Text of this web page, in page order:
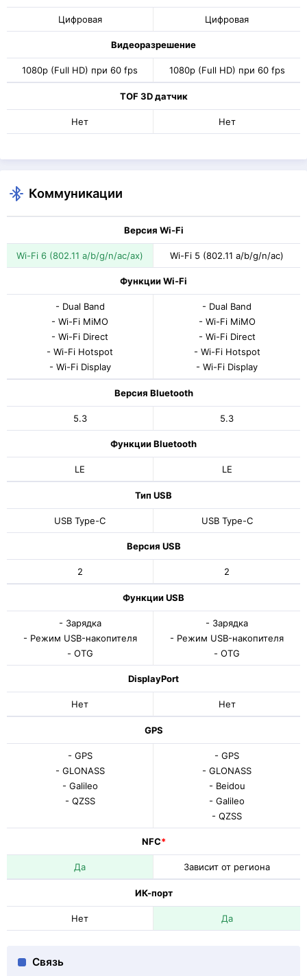
Цифровая Цифровая
Видеоразрешение
1080p (Full HD) при 60 fps 1080p (Full HD) при 60 fps
TOF 3D датчик
Нет Нет
Коммуникации
Версия Wi-Fi
Wi-Fi 6 (802.11 a/b/g/n/ac/ax) Wi-Fi 5 (802.11 a/b/g/n/ac)
Функции Wi-Fi
- Dual Band
- Wi-Fi MiMO
- Wi-Fi Direct
- Wi-Fi Hotspot
- Wi-Fi Display
- Dual Band
- Wi-Fi MiMO
- Wi-Fi Direct
- Wi-Fi Hotspot
- Wi-Fi Display
Версия Bluetooth
5.3 5.3
Функции Bluetooth
LE LE
Тип USB
USB Type-C USB Type-C
Версия USB
2 2
Функции USB
- Зарядка
- Режим USB-накопителя
- OTG
- Зарядка
- Режим USB-накопителя
- OTG
DisplayPort
Нет Нет
GPS
- GPS
- GLONASS
- Galileo
- QZSS
- GPS
- GLONASS
- Beidou
- Galileo
- QZSS
NFC*
Да Зависит от региона
ИК-порт
Нет Да
Связь